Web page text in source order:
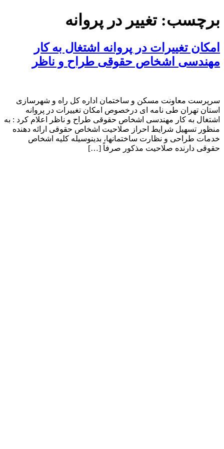
به
برچسب:تغییر در پروانه
امکان تغییرات در پروانه اشتغال به کار
مهندسی اشخاص حقوقی طراح و ناظر
سرپرست معاونت مسکن و ساختمان اداره کل راه و شهرسازی
استان تهران طی نامه ای درخصوص امکان تغییرات در پروانه
اشتغال به کار مهندسی اشخاص حقوقی طراح و ناظر اعلام کرد : به
منظور تسهیل شرایط احراز صلاحیت اشخاص حقوقی ارائه دهنده
خدمات طراحی و نظارت ساختمانها، بدینوسیله کلیه اشخاص
حقوقی دارنده صلاحیت مذکور صرفاً […]